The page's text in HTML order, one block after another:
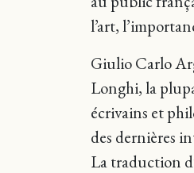
l’art,
Giulio Carlo
Longhi, la
écrivains et
des dernières
La traduction